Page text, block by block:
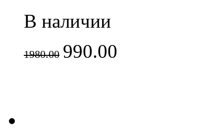
В наличии
1980.00 990.00